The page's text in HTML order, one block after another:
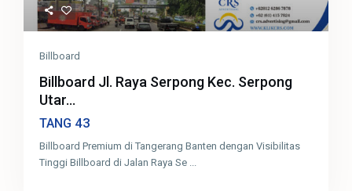
Billboard
Billboard Jl. Raya Serpong Kec. Serpong
Utar...
TANG 43
Billboard Premium di Tangerang Banten dengan Visibilitas
Tinggi Billboard di Jalan Raya Se ...